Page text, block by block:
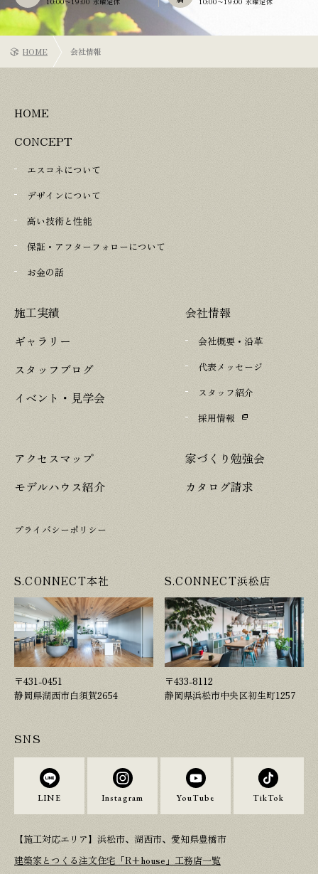
HOME 会社情報
HOME
CONCEPT
エスコネについて
デザインについて
高い技術と性能
保証・アフターフォローについて
お金の話
施工実績
ギャラリー
スタッフブログ
イベント・見学会
会社情報
会社概要・沿革
代表メッセージ
スタッフ紹介
採用情報
アクセスマップ
モデルハウス紹介
家づくり勉強会
カタログ請求
プライバシーポリシー
S.CONNECT本社
〒431-0451
静岡県湖西市白須賀2654
S.CONNECT浜松店
〒433-8112
静岡県浜松市中央区初生町1257
SNS
LINE Instagram YouTube TikTok
【施工対応エリア】浜松市、湖西市、愛知県豊橋市
建築家とつくる注文住宅「R+house」工務店一覧